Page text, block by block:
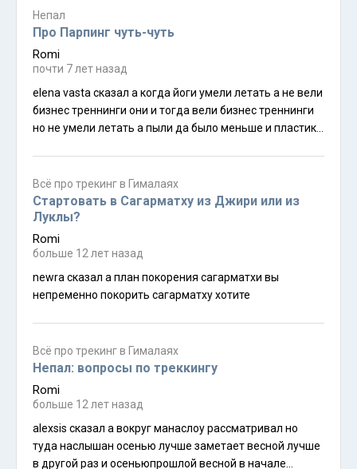
Непал
Про Парпинг чуть-чуть
Romi
почти 7 лет назад
elena vasta сказал а когда йоги умели летать а не вели
бизнес треннинги они и тогда вели бизнес треннинги
но не умели летать а пыли да было меньше и пластика
выйти прямо из джунглей а начать трек от верхней
станции канатной дороги чандрагири в хорошую
погоду видно аннапурну и эверест и ещё много чего
между ними
Всё про трекинг в Гималаях
Стартовать в Сагарматху из Джири или из
Луклы?
Romi
больше 12 лет назад
newra сказал а план покорения сагарматхи вы
непременно покорить сагарматху хотите
Всё про трекинг в Гималаях
Непал: вопросы по треккингу
Romi
больше 12 лет назад
alexsis сказал а вокруг манаслоу рассматривал но
туда наслышан осенью лучше заметает весной лучше
в другой раз и осеньюпрошлой весной в начале